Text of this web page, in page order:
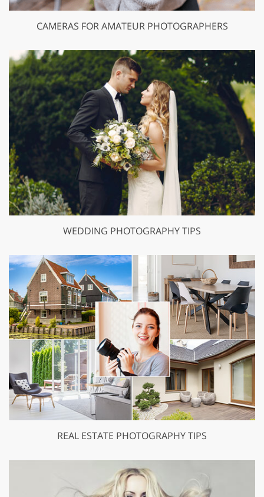
CAMERAS FOR AMATEUR PHOTOGRAPHERS
WEDDING PHOTOGRAPHY TIPS
REAL ESTATE PHOTOGRAPHY TIPS